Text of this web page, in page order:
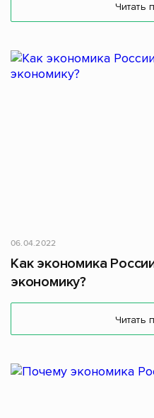
Читать
06.04.2022
Как экономика
экономику?
Читать